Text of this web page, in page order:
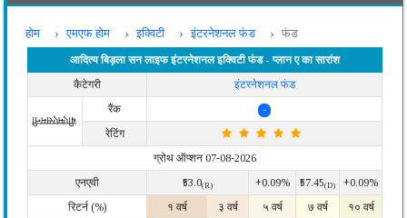
होम एमएफ होम इक्विटी इंटरनेशनल फंड फंड
आदित्य बिड़ला सन लाइफ इंटरनेशनल इक्विटी फंड - प्लान ए का सारांश
कैटेगरी
इंटरनेशनल फंड
बीएमएसमनी
रैंक -
रेटिंग
ग्रोथ ऑप्शन 07-08-2026
एनएवी
₹53.0(R) +0.09% ₹57.45(D)
+0.09%
रिटर्न (%)
१ वर्ष ३ वर्ष ५ वर्ष ७ वर्ष १० वर्ष